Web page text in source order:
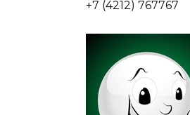
+7 (4212) 767767